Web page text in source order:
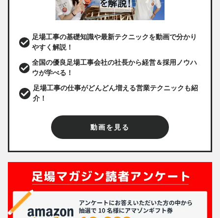
足場工事の基礎知識や最新テクニックを動画で分かり
やすく解説！
全国の優良足場工事会社の社長から経営＆採用ノウハ
ウが学べる！
足場工事の仕事がどんどん増える営業テクニックも紹
介！
動画を見る